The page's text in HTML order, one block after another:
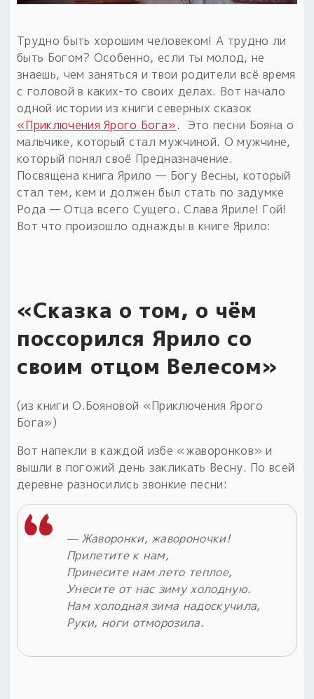
Расходные материалы
Готовые заговоры и обряды
Сундучок
Об авторе и издательстве
Наборы для книг
Электронные книги
Приложение для гадания
30 вариантов раскладов по системе Рез Рода:
Предметы
Магические наборы
Для алтаря
Расходные материалы
С чего начать?
Новые книги
в лавке!
«Резы Рода. Нежиты» и «Резы
Рода.Духи-Хозяева» с колодами
толковники со значениями, раскладами,
толкованиями колод
Пыльный сундучок
большое обновление
Товары со скидкой
Новинки
Безоплатная доставка
на заказ от 4 тыс. руб. со скидкой
Оберег в подарок
к заказу от 3 тыс. руб.
Трудно быть хорошим человеком! А трудно ли
быть Богом? Особенно, если ты молод, не
знаешь, чем заняться и твои родители всё время
с головой в каких-то своих делах. Вот начало
одной истории из книги северных сказок
«Приключения Ярого Бога». Это песни Бояна о
мальчике, который стал мужчиной. О мужчине,
который понял своё Предназначение.
Посвящена книга Ярило — Богу Весны, который
стал тем, кем и должен был стать по задумке
Рода — Отца всего Сущего. Слава Яриле! Гой!
Вот что произошло однажды в книге Ярило:
«Сказка о том, о чём
поссорился Ярило со
своим отцом Велесом»
(из книги О.Бояновой «Приключения Ярого
Бога»)
Вот напекли в каждой избе «жаворонков» и
вышли в погожий день закликать Весну. По всей
деревне разносились звонкие песни:
— Жаворонки, жавороночки!
Прилетите к нам,
Принесите нам лето теплое,
Унесите от нас зиму холодную.
Нам холодная зима надоскучила,
Руки, ноги отморозила.